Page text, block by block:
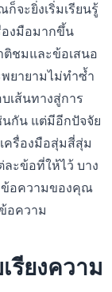
จะยิ่งเริ่มเรียนรู้
องมือมากขึ้น
ติชมและข้อเสนอ
ยายามไม่ทำซ้ำ
เส้นทางสู่การ
นกัน แต่มีอีกปัจจัย
ครื่องมือสุ่มสี่สุ่ม
ะข้อที่ให้ไว้ บาง
ข้อความของคุณ
อความ
รียงความ